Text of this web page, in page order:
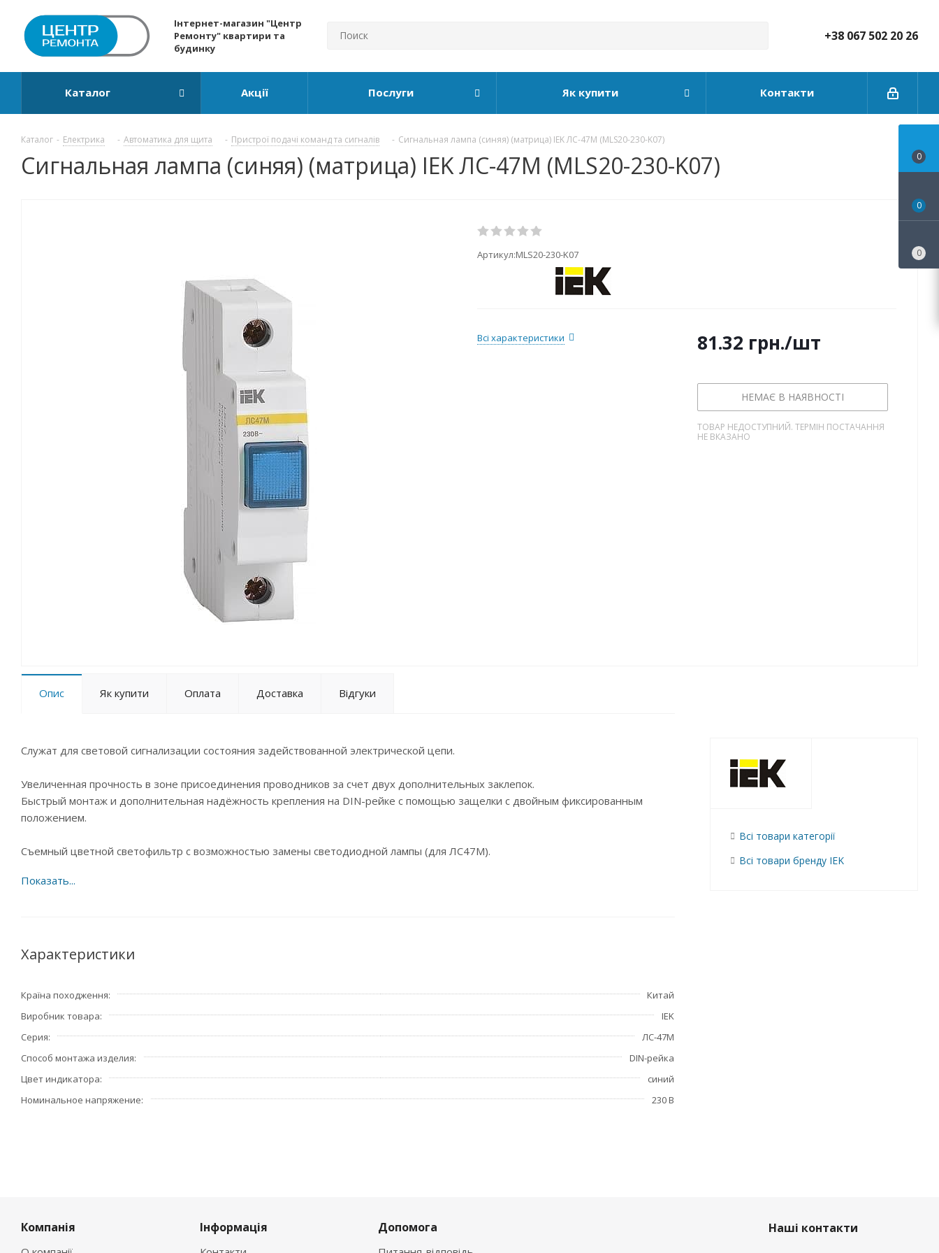
Інтернет-магазин "Центр
Ремонту" квартири та
будинку
+38 067 502 20 26
Каталог Акції Послуги Як купити Контакти
Каталог - Електрика - Автоматика для щита - Пристрої подачі команд та сигналів - Сигнальная лампа (синяя) (матрица) IEK ЛС-47М (MLS20-230-K07)
Сигнальная лампа (синяя) (матрица) IEK ЛС-47М (MLS20-230-K07)
Артикул:MLS20-230-K07
Всі характеристики 81.32 грн./шт
НЕМАЄ В НАЯВНОСТІ
ТОВАР НЕДОСТУПНИЙ. ТЕРМІН ПОСТАЧАННЯ
НЕ ВКАЗАНО
Опис Як купити Оплата Доставка Відгуки
Служат для световой сигнализации состояния задействованной электрической цепи.
Увеличенная прочность в зоне присоединения проводников за счет двух дополнительных заклепок.
Быстрый монтаж и дополнительная надёжность крепления на DIN-рейке с помощью защелки с двойным фиксированным
положением.
Съемный цветной светофильтр с возможностью замены светодиодной лампы (для ЛС47М).
Характеристики
Країна походження
Китай
Виробник товара
IEK
Серия
ЛС-47М
Способ монтажа изделия
DIN-рейка
Цвет индикатора
синий
Номинальное напряжение
230 В
Всі товари категорії
Всі товари бренду IEK
Компанія Інформація Допомога
Наші контакти
0
0
0